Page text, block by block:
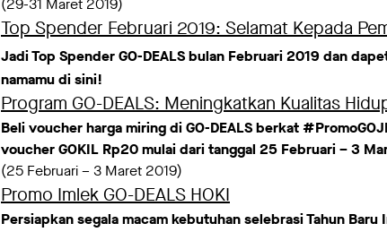
(29-31 Maret 2019)
Top Spender Februari 2019: Selamat Kepada
Jadi Top Spender GO-DEALS bulan Februari 2019 dan
namamu di sini!
Program GO-DEALS: Meningkatkan Kualitas
Beli voucher harga miring di GO-DEALS berkat
voucher GOKIL Rp20 mulai dari tanggal 25 Februari – 3
(25 Februari – 3 Maret 2019)
Promo Imlek GO-DEALS HOKI
Persiapkan segala macam kebutuhan selebrasi Tahun